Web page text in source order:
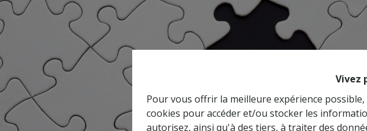
Vivez
Pour vous offrir la meilleure expérience
cookies pour accéder et/ou stocker les
autorisez, ainsi qu'à des tiers, à traiter des